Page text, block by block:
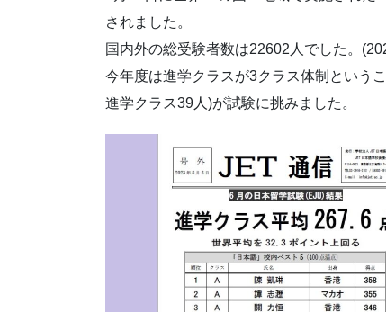
されました。
国内外の総受験者数は22602人でした。
今年度は進学クラスが3クラス体制という
進学クラス39人)が試験に挑みました。